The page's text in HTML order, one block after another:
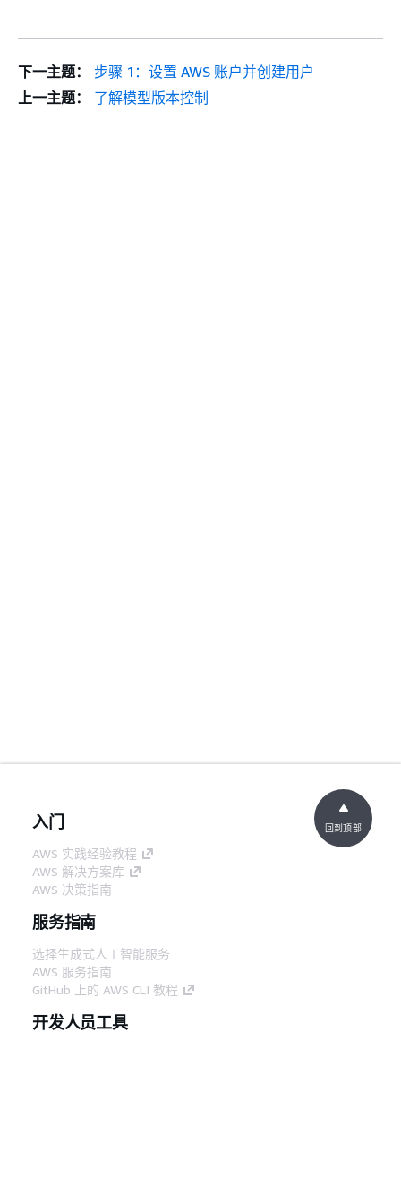
下一主题：
步骤 1：设置 AWS 账户并创建用户
上一主题：
了解模型版本控制
入门
AWS 实践经验教程
AWS 解决方案库
AWS 决策指南
服务指南
选择生成式人工智能服务
AWS 服务指南
GitHub 上的 AWS CLI 教程
开发人员工具
回到顶部